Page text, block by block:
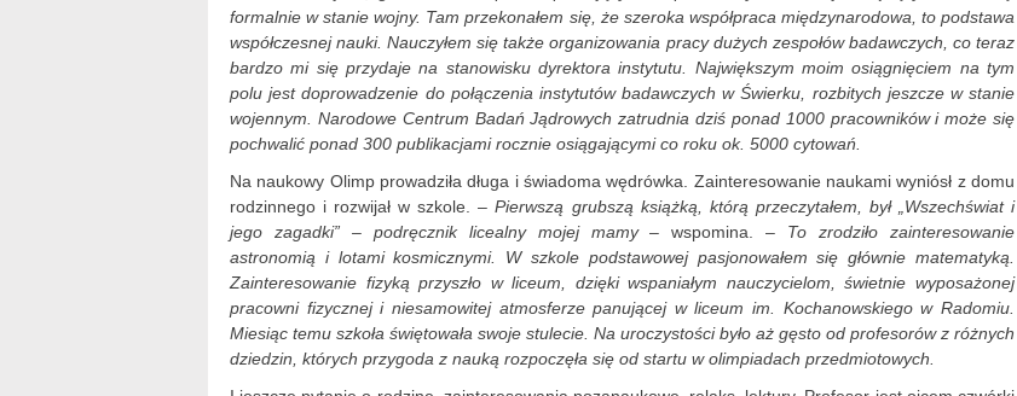
formalnie w stanie wojny. Tam przekonałem się, że szeroka współpraca międzynarodowa, to podstawa
współczesnej nauki. Nauczyłem się także organizowania pracy dużych zespołów badawczych, co teraz
bardzo mi się przydaje na stanowisku dyrektora instytutu. Największym moim osiągnięciem na tym
polu jest doprowadzenie do połączenia instytutów badawczych w Świerku, rozbitych jeszcze w stanie
wojennym. Narodowe Centrum Badań Jądrowych zatrudnia dziś ponad 1000 pracowników i może się
pochwalić ponad 300 publikacjami rocznie osiągającymi co roku ok. 5000 cytowań.
Na naukowy Olimp prowadziła długa i świadoma wędrówka. Zainteresowanie naukami wyniósł z domu
rodzinnego i rozwijał w szkole. –Pierwszą grubszą książką, którą przeczytałem, był „Wszechświat i
jego zagadki” – podręcznik licealny mojej mamy– wspomina. – To zrodziło zainteresowanie
astronomią i lotami kosmicznymi. W szkole podstawowej pasjonowałem się głównie matematyką.
Zainteresowanie fizyką przyszło w liceum, dzięki wspaniałym nauczycielom, świetnie wyposażonej
pracowni fizycznej i niesamowitej atmosferze panującej w liceum im. Kochanowskiego w Radomiu.
Miesiąc temu szkoła świętowała swoje stulecie. Na uroczystości było aż gęsto od profesorów z różnych
dziedzin, których przygoda z nauką rozpoczęła się od startu w olimpiadach przedmiotowych.